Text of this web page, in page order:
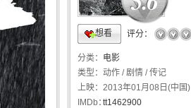
想看 评分：
☆ ☆ ☆ ☆ ☆
分类： 电影
类型： 动作 / 剧情 / 传记
上映： 2013年01月08日(中国)
IMDb：tt1462900